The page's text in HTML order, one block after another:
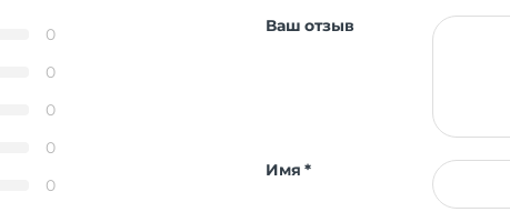
0
0
0
0
0
Ваш отзыв
Имя*